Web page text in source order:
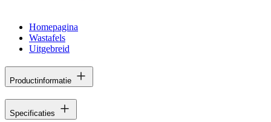
Homepagina
Wastafels
Uitgebreid
Productinformatie
Specificaties